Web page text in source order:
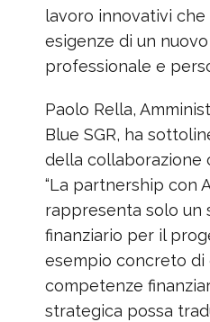
lavoro innovativi
esigenze di un
professionale e
Paolo Rella,
Blue SGR, ha
della collaborazione
“La partnership con
rappresenta solo un
finanziario per il
esempio concreto di
competenze
strategica possa